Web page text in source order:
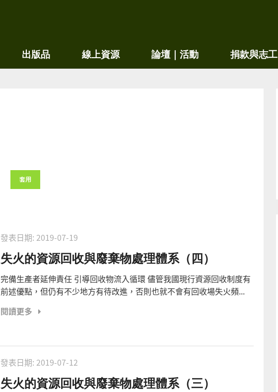
容
出版品 線上資源 論壇｜活動 捐款與志工
發表日期: 2019-07-19
失火的資源回收與廢棄物處理體系（四）
完備生產者延伸責任 引導回收物流入循環 儘管我國現行資源回收制度有
前述優點，但仍有不少地方有待改進，否則也就不會有回收場失火頻...
閱讀更多
發表日期: 2019-07-12
失火的資源回收與廢棄物處理體系（三）